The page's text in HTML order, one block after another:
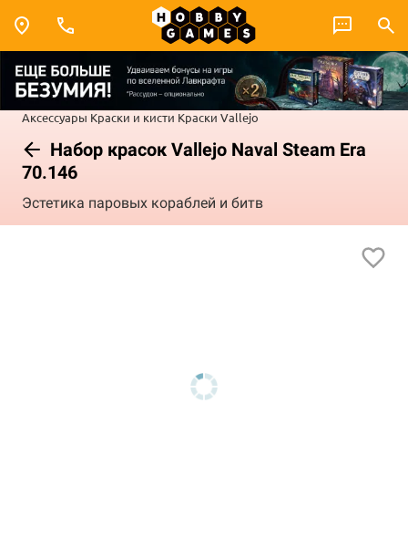
Аксессуары Краски и кисти Краски Vallejo
Набор красок Vallejo Naval Steam Era
70.146
Эстетика паровых кораблей и битв